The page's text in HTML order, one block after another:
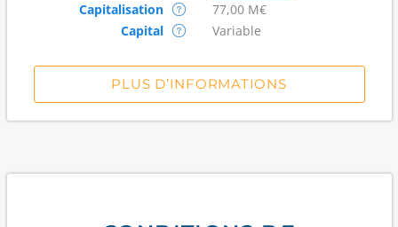
Capitalisation
77,00 M€
Capital
Variable
PLUS D’INFORMATIONS